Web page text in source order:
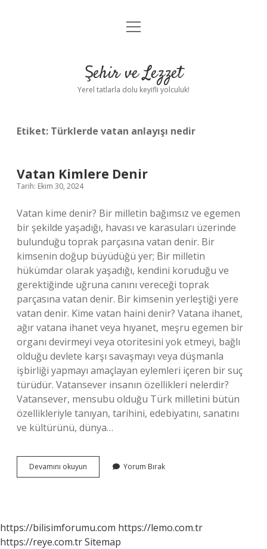
Anasayfa
Yasal Uyarı
menüyü
Şehir ve Lezzet
Yerel tatlarla dolu keyifli yolculuk!
Etiket: Türklerde vatan anlayışı nedir
Vatan Kimlere Denir
Tarih: Ekim 30, 2024
Vatan kime denir? Bir milletin bağımsız ve egemen
bir şekilde yaşadığı, havası ve karasuları üzerinde
bulunduğu toprak parçasına vatan denir. Bir
kimsenin doğup büyüdüğü yer; Bir milletin
hükümdar olarak yaşadığı, kendini koruduğu ve
gerektiğinde uğruna canını vereceği toprak
parçasına vatan denir. Bir kimsenin yerleştiği yere
vatan denir. Kime vatan haini denir? Vatana ihanet,
ağır vatana ihanet veya hıyanet, meşru egemen bir
organı devirmeyi veya otoritesini yok etmeyi, bağlı
olduğu devlete karşı savaşmayı veya düşmanla
işbirliği yapmayı amaçlayan eylemleri içeren bir suç
türüdür. Vatansever insanın özellikleri nelerdir?
Vatansever, mensubu olduğu Türk milletini bütün
özellikleriyle tanıyan, tarihini, edebiyatını, sanatını
ve kültürünü, dünya…
Devamını okuyun
Kimlere
Yorum Bırak
https://bilisimforumu.com https://lemo.com.tr
https://reye.com.trSitemap